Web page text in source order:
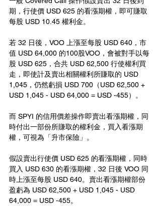
期，行使價 USD 625 的看漲期權，即可賺取
每股 USD 10.45 權利金。
若 32 日後，VOO 上漲至每股 USD 640，市
值 USD 64,000 的100股VOO，會被對手以每
股 USD 625，合共 USD 62,500 行使權利買
走，即使計及賣出相關權利所賺取的 USD
1,045，仍然虧損 USD 700（USD 62,500 +
USD 1,045 - USD 64,000 = USD -455）。
而 SPYI 的信用價差操作即賣出看漲期權，同
時付出一部份所賺取的權利金，買入看漲期
權，可視為「升市保險」。
假設賣出行使價 USD 625 的看漲期權，同時
買入 USD 630 的看漲期權，32 日後 VOO 同
時上漲至每股 USD 640。賣出看漲期權部份
盈虧為 USD 62,500 + USD 1,045 - USD
64,000 = USD -455。